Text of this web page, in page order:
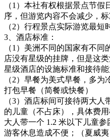
（1）本社有权根据景点节
序，但游览内容不会减少，标
（2）行程景点实际游览最短
3、酒店标准：
（1）美洲不同的国家有不
店没有星级的挂牌，但是这
星级酒店的设施标准和接待能
（2）早餐为美式早餐，多
打包早餐（简餐或快餐）
（3）酒店标间可接待两大人
的儿童（不占床），具体费
大人带一个 1.2 米以下儿童
游客休息造成不便；（夏威夷